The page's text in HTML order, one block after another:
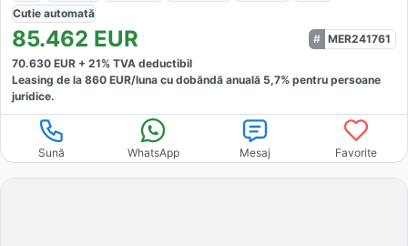
Cutie automată
85.462 EUR
MER241761
70.630 EUR + 21% TVA deductibil
Leasing de la 860 EUR/luna cu dobăndă anuală 5,7% pentru persoane
juridice.
Sună WhatsApp Mesaj Favorite